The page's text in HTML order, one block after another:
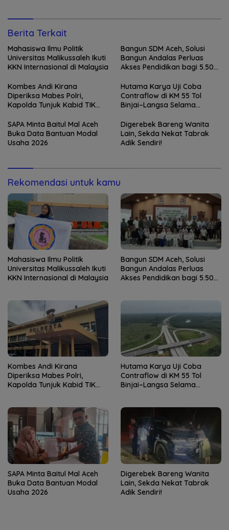
Berita Terkait
Mahasiswa Ilmu Politik
Universitas Malikussaleh Ikuti
KKN Internasional di Malaysia
Bangun SDM Aceh, Solusi
Bangun Andalas Perluas
Akses Pendidikan bagi 5.500
Kombes Andi Kirana
Diperiksa Mabes Polri,
Kapolda Tunjuk Kabid TIK
Kapolresta Banda Aceh
Hutama Karya Uji Coba
Contraflow di KM 55 Tol
Binjai–Langsa Selama
SAPA Minta Baitul Mal Aceh
Buka Data Bantuan Modal
Usaha 2026
Digerebek Bareng Wanita
Lain, Sekda Nekat Tabrak
Adik Sendiri!
Rekomendasi untuk kamu
Mahasiswa Ilmu Politik
Universitas Malikussaleh Ikuti
KKN Internasional di Malaysia
Bangun SDM Aceh, Solusi
Bangun Andalas Perluas
Akses Pendidikan bagi 5.500
Kombes Andi Kirana
Diperiksa Mabes Polri,
Kapolda Tunjuk Kabid TIK
Hutama Karya Uji Coba
Contraflow di KM 55 Tol
Binjai–Langsa Selama
SAPA Minta Baitul Mal Aceh
Buka Data Bantuan Modal
Usaha 2026
Digerebek Bareng Wanita
Lain, Sekda Nekat Tabrak
Adik Sendiri!